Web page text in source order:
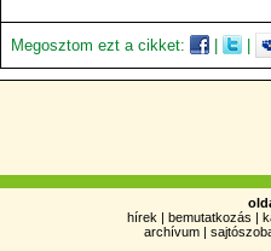
Megosztom ezt a cikket:
hírek | bemutatkozás |
archívum |